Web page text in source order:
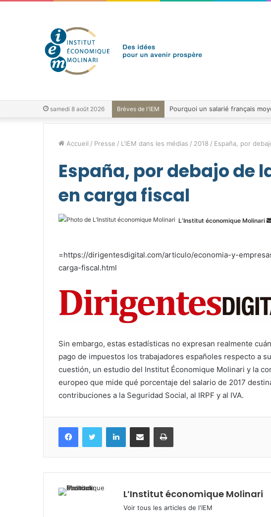
samedi 8 août 2026 Brèves de l'IEM
Accueil / Presse / L'IEM dans les médias / 2018 / España, por
España, por debajo de
en carga fiscal
L’Institut économique Molinari
=https://dirigentesdigital.com/articulo/economia-y-
carga-fiscal.html
Sin embargo, estas estadísticas no expresan realmente
pago de impuestos los trabajadores españoles respecto a
cuestión, un estudio del Institut Économique Molinari y la
europeo que mide qué porcentaje del salario de 2017
contribuciones a la Seguridad Social, al IRPF y al IVA.
FacebookTwitter LinkedinPartagez par mail Imprimez
L’Institut économique Molinari
Voir tous les articles de l'IEM